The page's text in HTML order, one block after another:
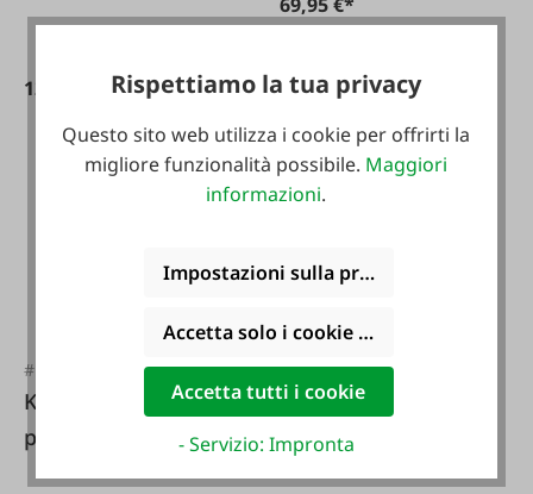
12,95 €*
#FA112048
KERBL Imbracatura
per pesare gli
agnelli
#FA105466
KERBL Termometro
digitale
Rispettiamo la tua privacy
Questo sito web utilizza i cookie per offrirti la
migliore funzionalità possibile. Maggiori
informazioni.
Impostazioni sulla privacy
Accetta solo i cookie funzionali
Accetta tutti i cookie
- Servizio: Impronta